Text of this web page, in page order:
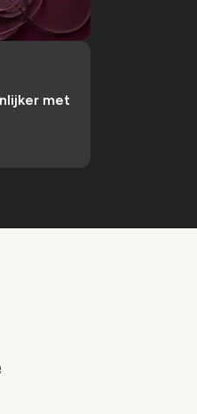
met